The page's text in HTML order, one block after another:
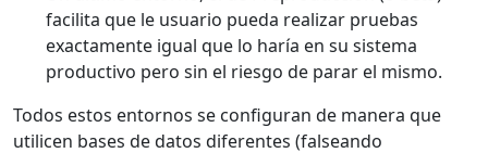
facilita que le usuario pueda realizar pruebas
exactamente igual que lo haría en su sistema
productivo pero sin el riesgo de parar el mismo.
Todos estos entornos se configuran de manera que
utilicen bases de datos diferentes (falseando